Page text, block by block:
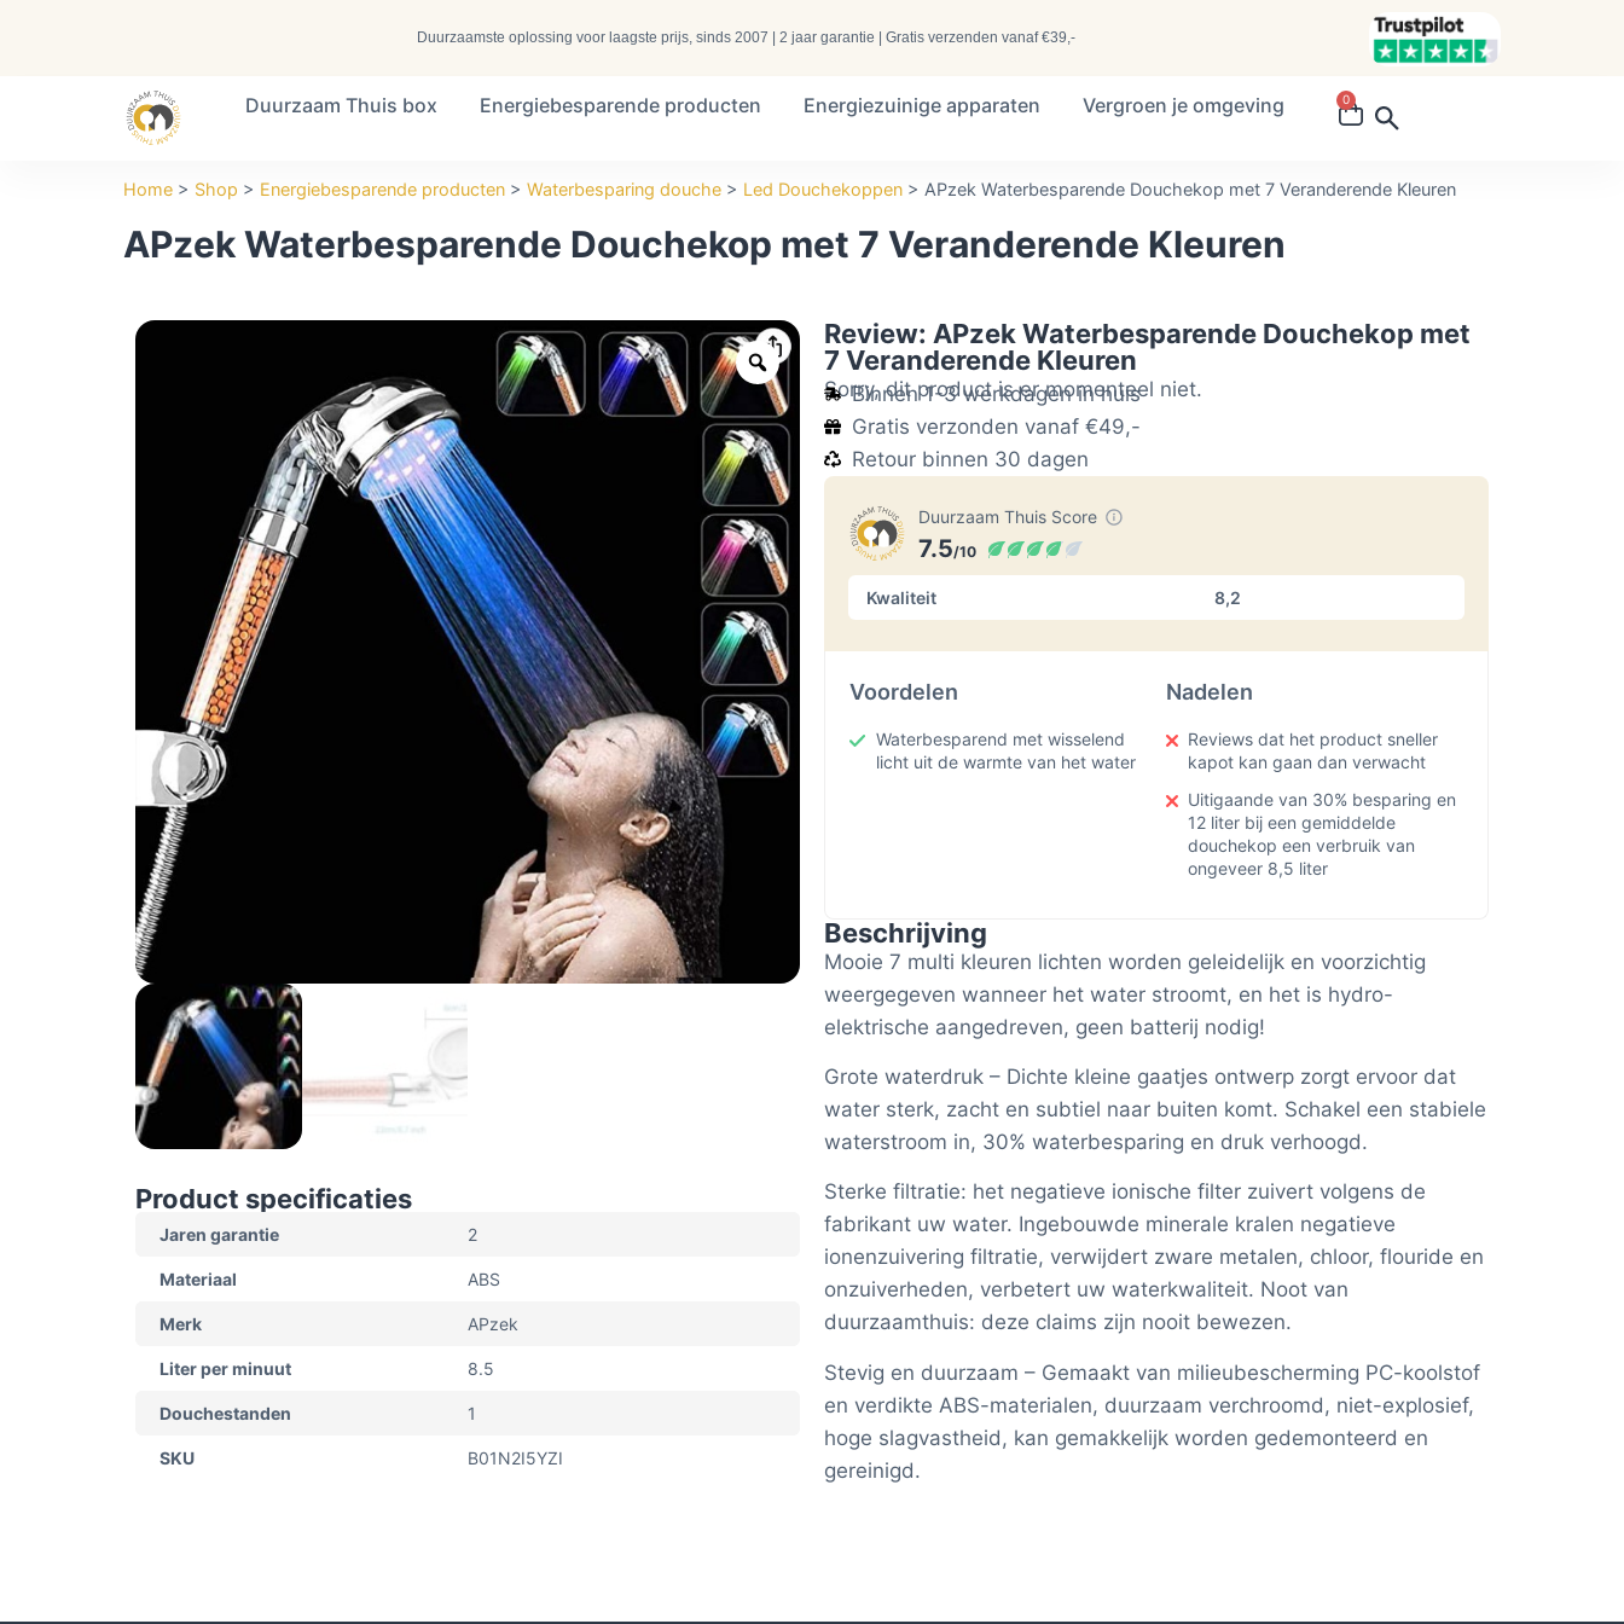
Duurzaamste oplossing voor laagste prijs, sinds 2007 | 2 jaar garantie | Gratis verzenden vanaf €39,-
Duurzaam Thuis box Energiebesparende producten Energiezuinige apparaten Vergroen je omgeving 0
Home > Shop > Energiebesparende producten > Waterbesparing douche > Led Douchekoppen > APzek Waterbesparende Douchekop met 7 Veranderende Kleuren
APzek Waterbesparende Douchekop met 7 Veranderende Kleuren
Product specificaties
Jaren garantie 2
Materiaal ABS
Merk APzek
Liter per minuut 8.5
Douchestanden 1
SKU B01N2I5YZI
Review: APzek Waterbesparende Douchekop met
7 Veranderende Kleuren
Sorry, dit product is er momenteel niet.
Binnen 1-3 werkdagen in huis
Gratis verzonden vanaf €49,-
Retour binnen 30 dagen
Duurzaam Thuis Score
7.5/10
Kwaliteit 8,2
Voordelen
Waterbesparend met wisselend
licht uit de warmte van het water
Nadelen
Reviews dat het product sneller
kapot kan gaan dan verwacht
Uitigaande van 30% besparing en
12 liter bij een gemiddelde
douchekop een verbruik van
ongeveer 8,5 liter
Beschrijving
Mooie 7 multi kleuren lichten worden geleidelijk en voorzichtig
weergegeven wanneer het water stroomt, en het is hydro-
elektrische aangedreven, geen batterij nodig!
Grote waterdruk – Dichte kleine gaatjes ontwerp zorgt ervoor dat
water sterk, zacht en subtiel naar buiten komt. Schakel een stabiele
waterstroom in, 30% waterbesparing en druk verhoogd.
Sterke filtratie: het negatieve ionische filter zuivert volgens de
fabrikant uw water. Ingebouwde minerale kralen negatieve
ionenzuivering filtratie, verwijdert zware metalen, chloor, flouride en
onzuiverheden, verbetert uw waterkwaliteit. Noot van
duurzaamthuis: deze claims zijn nooit bewezen.
Stevig en duurzaam – Gemaakt van milieubescherming PC-koolstof
en verdikte ABS-materialen, duurzaam verchroomd, niet-explosief,
hoge slagvastheid, kan gemakkelijk worden gedemonteerd en
gereinigd.